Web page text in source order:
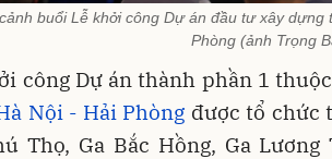
buổi Lễ khởi công Dự án đầu tư xây
Phòng (ảnh Trọng
công Dự án thành phần 1
Nội - Hải Phòng được tổ chức
Thọ, Ga Bắc Hồng, Ga